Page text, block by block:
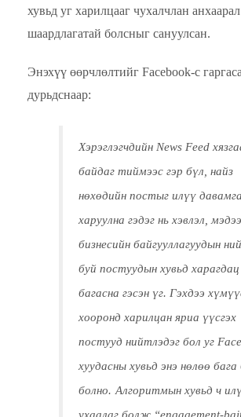
хувьд уг харилцааг чухалчлан
шаардлагатай болсныг сануулсан.
Энэхүү өөрчлөлтийг Facebook-с
дурьдснаар:
Хэрэглэгчдийн News Feed
байдаг тиймээс гэр бүл, найз
нөхөдийн постыг илүү
харуулна гэдэг нь хэвлэл,
бизнесийн байгууллагуудын
буй постуудын хувьд харагдац
багасна гэсэн үг. Гэхдээ
хооронд харилцан яриа үүсгэх
постууд нийтлэдэг бол уг
хуудасны хувьд энэ нөлөө бага
болно. Алгоритмын хувьд ч